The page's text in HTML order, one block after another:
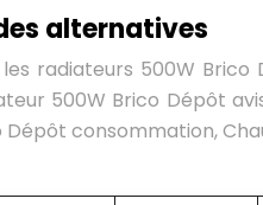
alternatives
radiateurs 500W
500W Brico Dépôt
Dépôt consommation,